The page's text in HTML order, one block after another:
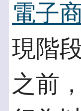
電子
現階
之前